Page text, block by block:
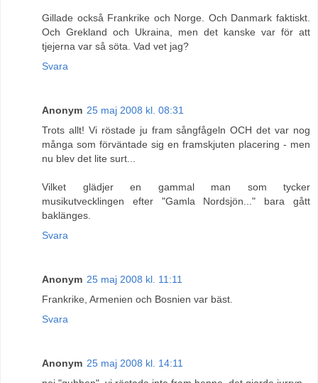
Gillade också Frankrike och Norge. Och Danmark faktiskt.
Och Grekland och Ukraina, men det kanske var för att
tjejerna var så söta. Vad vet jag?
Svara
Anonym 25 maj 2008 kl. 08:31
Trots allt! Vi röstade ju fram sångfågeln OCH det var nog
många som förväntade sig en framskjuten placering - men
nu blev det lite surt...
Vilket glädjer en gammal man som tycker
musikutvecklingen efter "Gamla Nordsjön..." bara gått
baklänges.
Svara
Anonym 25 maj 2008 kl. 11:11
Frankrike, Armenien och Bosnien var bäst.
Svara
Anonym 25 maj 2008 kl. 14:11